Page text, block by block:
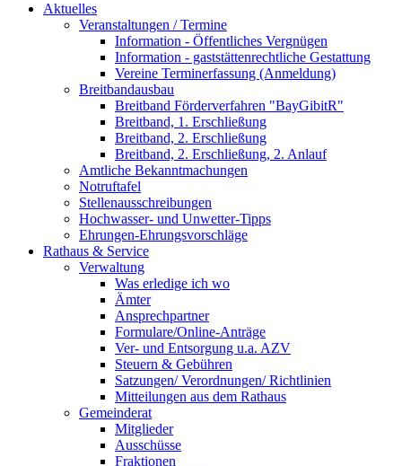
Aktuelles
Veranstaltungen / Termine
Information - Öffentliches Vergnügen
Information - gaststättenrechtliche Gestattung
Vereine Terminerfassung (Anmeldung)
Breitbandausbau
Breitband Förderverfahren "BayGibitR"
Breitband, 1. Erschließung
Breitband, 2. Erschließung
Breitband, 2. Erschließung, 2. Anlauf
Amtliche Bekanntmachungen
Notruftafel
Stellenausschreibungen
Hochwasser- und Unwetter-Tipps
Ehrungen-Ehrungsvorschläge
Rathaus & Service
Verwaltung
Was erledige ich wo
Ämter
Ansprechpartner
Formulare/Online-Anträge
Ver- und Entsorgung u.a. AZV
Steuern & Gebühren
Satzungen/ Verordnungen/ Richtlinien
Mitteilungen aus dem Rathaus
Gemeinderat
Mitglieder
Ausschüsse
Fraktionen